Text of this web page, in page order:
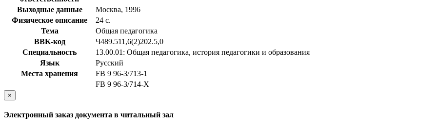
Выходные данные
Москва, 1996
Физическое описание
24 с.
Тема
Общая педагогика
BBK-код
Ч489.511,6(2)202.5,0
Специальность
13.00.01: Общая педагогика, история педагогики и образования
Язык
Русский
Места хранения
FB 9 96-3/713-1
FB 9 96-3/714-X
×
Электронный заказ документа в читальный зал